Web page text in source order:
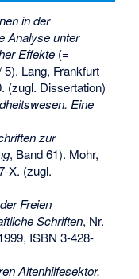
in der
Analyse unter
Effekte(=
Lang, Frankfurt
. (zugl. Dissertation)
Eine
zur
, Band 61). Mohr,
X. (zugl.
Freien
Schriften, Nr.
ISBN 3-428-
Altenhilfesektor.